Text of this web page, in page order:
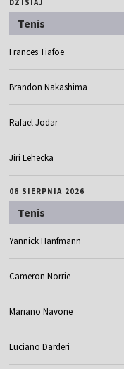
Tenis
Frances Tiafoe
Brandon Nakashima
Rafael Jodar
Jiri Lehecka
06 SIERPNIA 2026
Tenis
Yannick Hanfmann
Cameron Norrie
Mariano Navone
Luciano Darderi